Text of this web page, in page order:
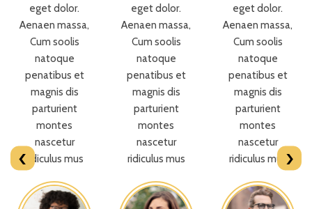
eget dolor.
Aenaen massa,
Cum soolis
natoque
penatibus et
magnis dis
parturient
montes
nascetur
ridiculus mus
eget dolor.
Aenaen massa,
Cum soolis
natoque
penatibus et
magnis dis
parturient
montes
nascetur
ridiculus mus
eget dolor.
Aenaen massa,
Cum soolis
natoque
penatibus et
magnis dis
parturient
montes
nascetur
ridiculus mus
‹ ›